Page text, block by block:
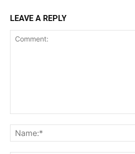
LEAVE A REPLY